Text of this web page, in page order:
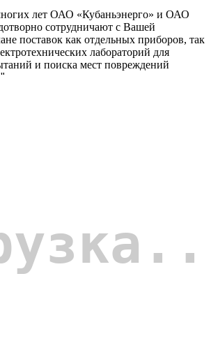
лет ОАО «Кубаньэнерго» и ОАО
сотрудничают с Вашей
поставок как отдельных приборов, так
лабораторий для
и поиска мест повреждений
"